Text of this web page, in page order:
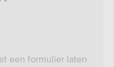
een formulier laten